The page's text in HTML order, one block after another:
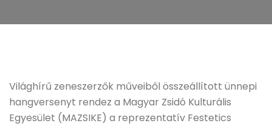
Világhírű zeneszerzők műveiből összeállított ünnepi
hangversenyt rendez a Magyar Zsidó Kulturális
Egyesület (MAZSIKE) a reprezentatív Festetics